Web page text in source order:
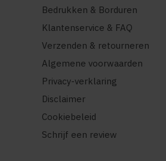
Bedrukken & Borduren
Klantenservice & FAQ
Verzenden & retourneren
Algemene voorwaarden
Privacy-verklaring
Disclaimer
Cookiebeleid
Schrijf een review